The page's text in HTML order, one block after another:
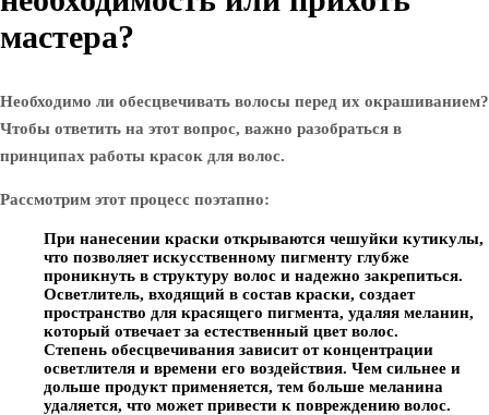
мастера?
Необходимо ли обесцвечивать волосы перед их окрашиванием?
Чтобы ответить на этот вопрос, важно разобраться в
принципах работы красок для волос.
Рассмотрим этот процесс поэтапно:
При нанесении краски открываются чешуйки кутикулы,
что позволяет искусственному пигменту глубже
проникнуть в структуру волос и надежно закрепиться.
Осветлитель, входящий в состав краски, создает
пространство для красящего пигмента, удаляя меланин,
который отвечает за естественный цвет волос.
Степень обесцвечивания зависит от концентрации
осветлителя и времени его воздействия. Чем сильнее и
дольше продукт применяется, тем больше меланина
удаляется, что может привести к повреждению волос.